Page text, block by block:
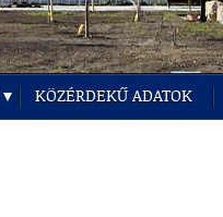
KÖZÉRDEKŰ ADATOK